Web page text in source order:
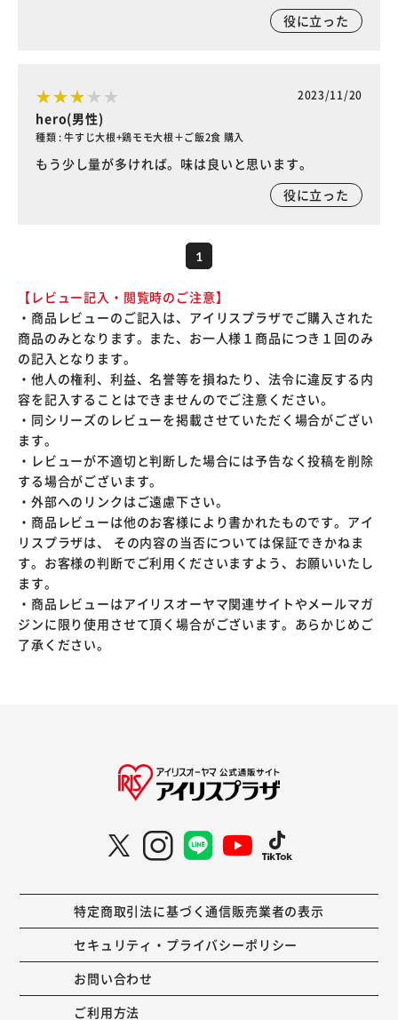
役に立った
2023/11/20
hero(男性)
種類 : 牛すじ大根+鶏モモ大根＋ご飯2食 購入
もう少し量が多ければ。味は良いと思います。
役に立った
1
【レビュー記入・閲覧時のご注意】
・商品レビューのご記入は、アイリスプラザでご購入された
商品のみとなります。また、お一人様１商品につき１回のみ
の記入となります。
・他人の権利、利益、名誉等を損ねたり、法令に違反する内
容を記入することはできませんのでご注意ください。
・同シリーズのレビューを掲載させていただく場合がござい
ます。
・レビューが不適切と判断した場合には予告なく投稿を削除
する場合がございます。
・外部へのリンクはご遠慮下さい。
・商品レビューは他のお客様により書かれたものです。アイ
リスプラザは、 その内容の当否については保証できかねま
す。お客様の判断でご利用くださいますよう、お願いいたし
ます。
・商品レビューはアイリスオーヤマ関連サイトやメールマガ
ジンに限り使用させて頂く場合がございます。あらかじめご
了承ください。
特定商取引法に基づく通信販売業者の表示
セキュリティ・プライバシーポリシー
お問い合わせ
ご利用方法